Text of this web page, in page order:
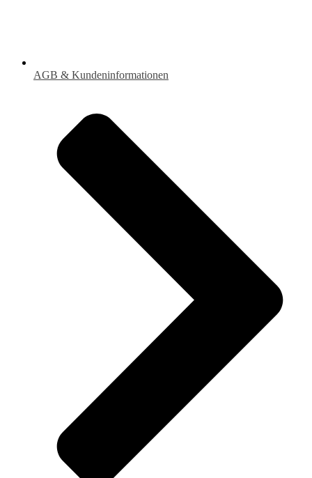
AGB & Kundeninformationen